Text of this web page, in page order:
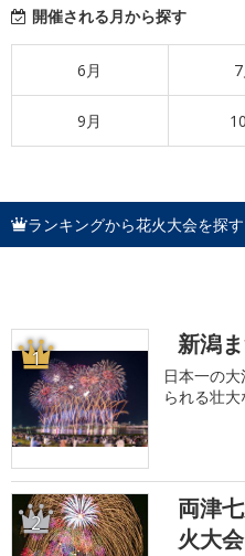
開催される月から探す
6月
9月
ランキングから花火大会を探す
1 新潟
日本一の
られる壮
2
両津
火大会